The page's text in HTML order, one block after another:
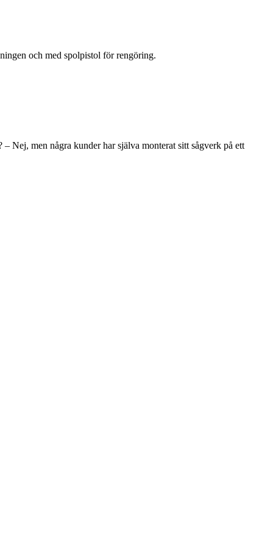
och med spolpistol för rengöring.
Nej, men några kunder har själva monterat sitt sågverk på ett